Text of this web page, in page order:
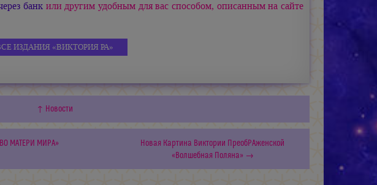
банк или другим удобным для вас способом, описанным на сайте
ИЗДАНИЯ «ВИКТОРИЯ РА»
↑ Новости
МАТЕРИ МИРА»
Новая Картина Виктории ПреобРАженской
«Волшебная Поляна» →